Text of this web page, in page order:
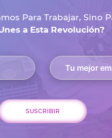
Para Trabajar, Sino
a Esta Revolución?
SUSCRIBIR